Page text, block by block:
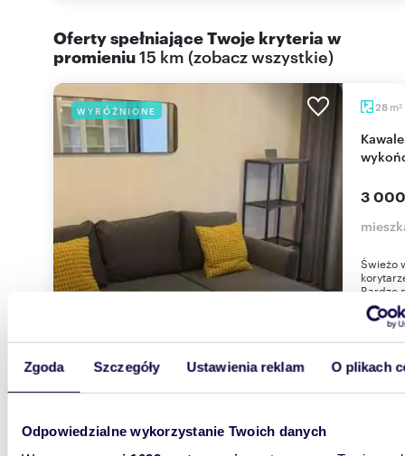
Zgoda Szczegóły Ustawienia reklam O plikach
Odpowiedzialne wykorzystanie Twoich danych
Oferty spełniające Twoje kryteria w
promieniu15 km (zobacz wszystkie)
WYRÓŻNIONE 28 m2
Kawalerka 28 m² w Warszawie - nowoczesne
3
Świeżo
Bardzo
WYRÓŻNIONE